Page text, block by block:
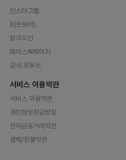
인스타그램
X(트위터)
링크드인
페이스북페이지
공식 유튜브
서비스 이용약관
서비스 이용약관
개인정보취급방침
전자금융거래약관
결제/환불약관